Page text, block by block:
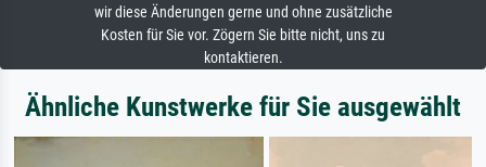
wir diese Änderungen gerne und ohne zusätzliche
Kosten für Sie vor. Zögern Sie bitte nicht, uns zu
kontaktieren.
Ähnliche Kunstwerke für Sie ausgewählt